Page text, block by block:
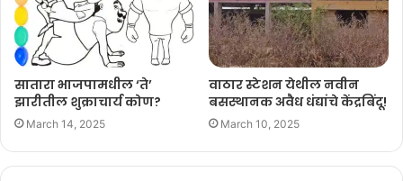
सातारा भाजपामधील ‘ते’
झारीतील शुक्राचार्य कोण?
March 14, 2025
वाठार स्टेशन येथील नवीन
बसस्थानक अवैध धंद्यांचे केंद्रबिंदू!
March 10, 2025